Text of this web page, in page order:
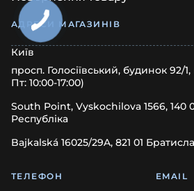
АДРЕСИ МАГАЗИНІВ
Київ
просп. Голосіївський, будинок
Пт: 10:00-17:00)
South Point, Vyskochilova 1566, 140
Республіка
Bajkalská 16025/29A, 821 01
ТЕЛЕФОН EMAIL